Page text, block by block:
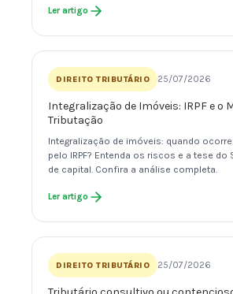
Ler artigo
DIREITO TRIBUTÁRIO 25/07/2026
Integralização de Imóveis: IRPF e o
Tributação
Integralização de imóveis: quando
pelo IRPF? Entenda os riscos e a tese do
de capital. Confira a análise completa.
Ler artigo
DIREITO TRIBUTÁRIO 25/07/2026